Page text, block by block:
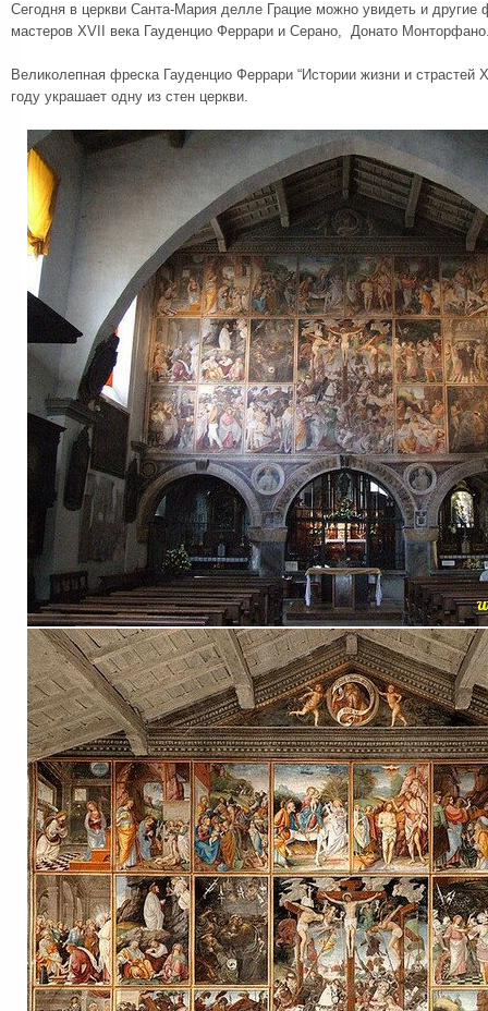
Сегодня в церкви Санта-Мария делле Грацие можно увидеть и другие
мастеров XVII века Гауденцио Феррари и Серано, Донато
Великолепная фреска Гауденцио Феррари “Истории жизни и страстей
году украшает одну из стен церкви.